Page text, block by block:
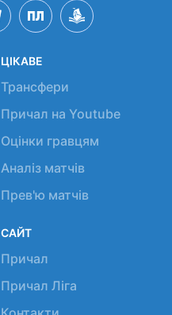
ЦІКАВЕ
Трансфери
Причал на Youtube
Оцінки гравцям
Аналіз матчів
Прев'ю матчів
САЙТ
Причал
Причал Ліга